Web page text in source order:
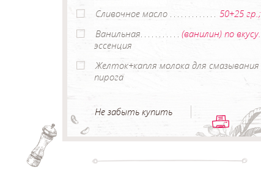
Сливочное масло
50+25 гр.;
Ванильная
эссенция
(ванилин) по вкусу.
Желток+капля молока для смазывания
пирога
Не забыть купить